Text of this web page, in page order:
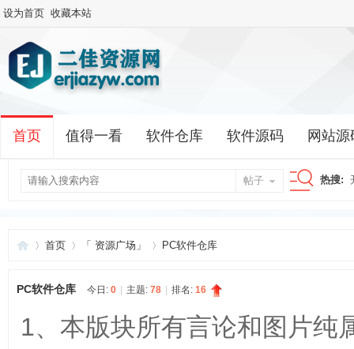
设为首页 收藏本站
首页 值得一看 软件仓库 软件源码 网站源
帖子 热搜:
首页 「 资源广场」
›
PC软件仓库
PC软件仓库 今日: 0 主题: 78 排名: 16
1、本版块所有言论和图片纯